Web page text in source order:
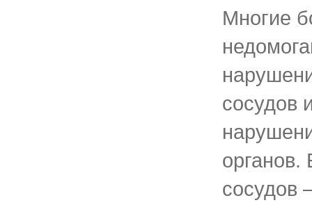
Многие
сосудов
органов.
сосудов